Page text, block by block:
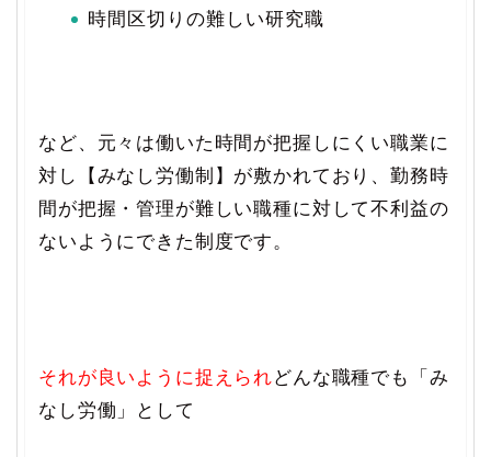
時間区切りの難しい研究職
など、元々は働いた時間が把握しにくい職業に
対し【みなし労働制】が敷かれており、勤務時
間が把握・管理が難しい職種に対して不利益の
ないようにできた制度です。
それが良いように捉えられどんな職種でも「み
なし労働」として